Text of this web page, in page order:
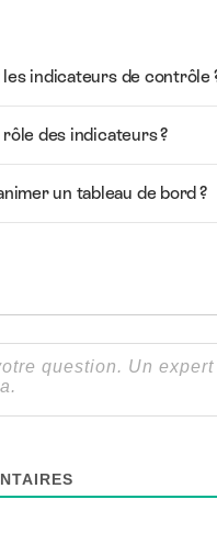
indicateurs de contrôle
des indicateurs ?
un tableau de bord ?